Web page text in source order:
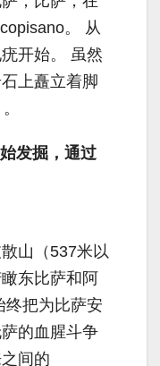
。 从
开始。 虽然
上矗立着脚
发掘，通过
山（537米以
东比萨和阿
终把为比萨安
的血腥斗争
间的